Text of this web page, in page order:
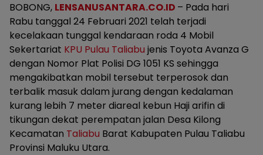
BOBONG, LENSANUSANTARA.CO.ID – Pada hari
Rabu tanggal 24 Februari 2021 telah terjadi
kecelakaan tunggal kendaraan roda 4 Mobil
Sekertariat KPU Pulau Taliabu jenis Toyota Avanza G
dengan Nomor Plat Polisi DG 1051 KS sehingga
mengakibatkan mobil tersebut terperosok dan
terbalik masuk dalam jurang dengan kedalaman
kurang lebih 7 meter diareal kebun Haji arifin di
tikungan dekat perempatan jalan Desa Kilong
Kecamatan Taliabu Barat Kabupaten Pulau Taliabu
Provinsi Maluku Utara.